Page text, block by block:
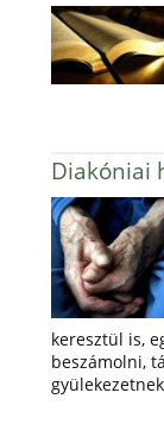
Diakóniai
keresztül is,
beszámolni,